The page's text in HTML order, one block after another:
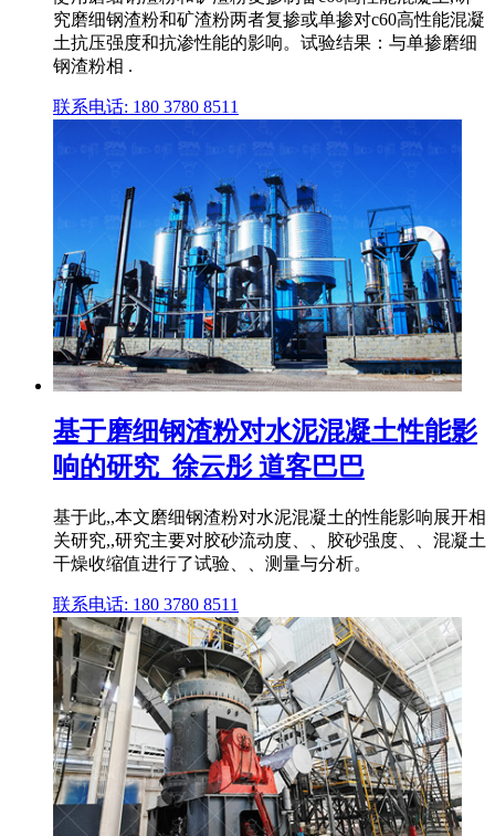
究磨细钢渣粉和矿渣粉两者复掺或单掺对c60高性能混凝
土抗压强度和抗渗性能的影响。试验结果：与单掺磨细
钢渣粉相 .
联系电话: 180 3780 8511
基于磨细钢渣粉对水泥混凝土性能影
响的研究_徐云彤 道客巴巴
基于此,,本文磨细钢渣粉对水泥混凝土的性能影响展开相
关研究,,研究主要对胶砂流动度、、胶砂强度、、混凝土
干燥收缩值进行了试验、、测量与分析。
联系电话: 180 3780 8511